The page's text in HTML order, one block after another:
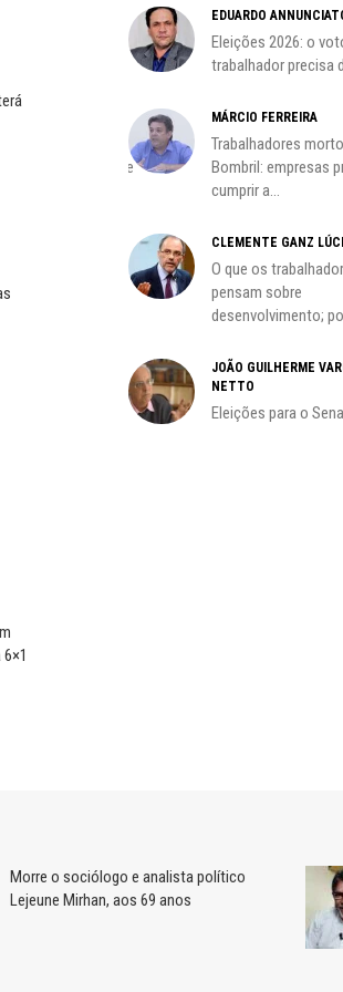
nas eleições de
EDUARDO
Eleições 2026: o
trabalhador precisa
MÁRCIO FERREIRA
Trabalhadores
Bombril: empresas
cumprir a...
CLEMENTE GANZ
O que os
pensam sobre
desenvolvimento;
JOÃO GUILHERME
NETTO
Eleições para o
Morre o sociólogo e analista político
Lejeune Mirhan, aos 69 anos